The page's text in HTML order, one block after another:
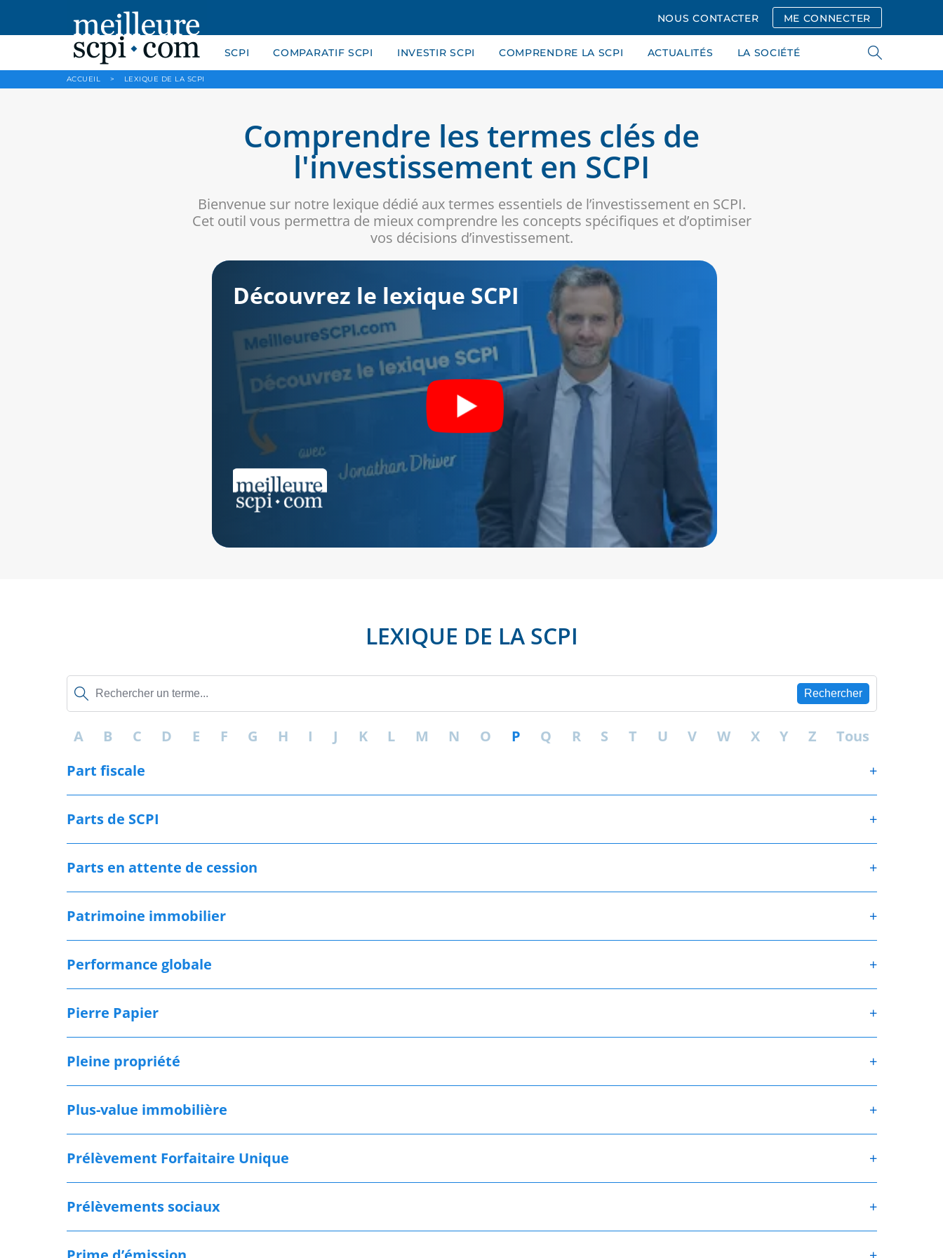
NOUS CONTACTER ME CONNECTER
SCPI COMPARATIF SCPI INVESTIR SCPI COMPRENDRE LA SCPI ACTUALITÉS LA SOCIÉTÉ
ACCUEIL > LEXIQUE DE LA SCPI
Comprendre les termes clés de
l'investissement en SCPI
Bienvenue sur notre lexique dédié aux termes essentiels de l’investissement en SCPI.
Cet outil vous permettra de mieux comprendre les concepts spécifiques et d’optimiser
vos décisions d’investissement.
Découvrez le lexique SCPI
LEXIQUE DE LA SCPI
Rechercher
A B C D E F G H I J K L M N O P Q R S T U V W X Y Z
Tous
Part fiscale
+
Parts de SCPI +
Parts en attente de cession +
Patrimoine immobilier +
Performance globale +
Pierre Papier +
Pleine propriété +
Plus-value immobilière +
Prélèvement Forfaitaire Unique +
Prélèvements sociaux +